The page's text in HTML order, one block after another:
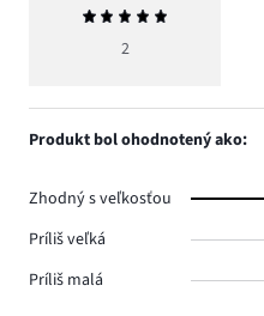
Priemerné
hodnotenie
2
Produkt bol ohodnotený ako:
Zhodný s veľkosťou
Príliš veľká
Príliš malá